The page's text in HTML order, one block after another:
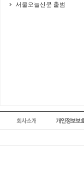
서울오늘신문 출범